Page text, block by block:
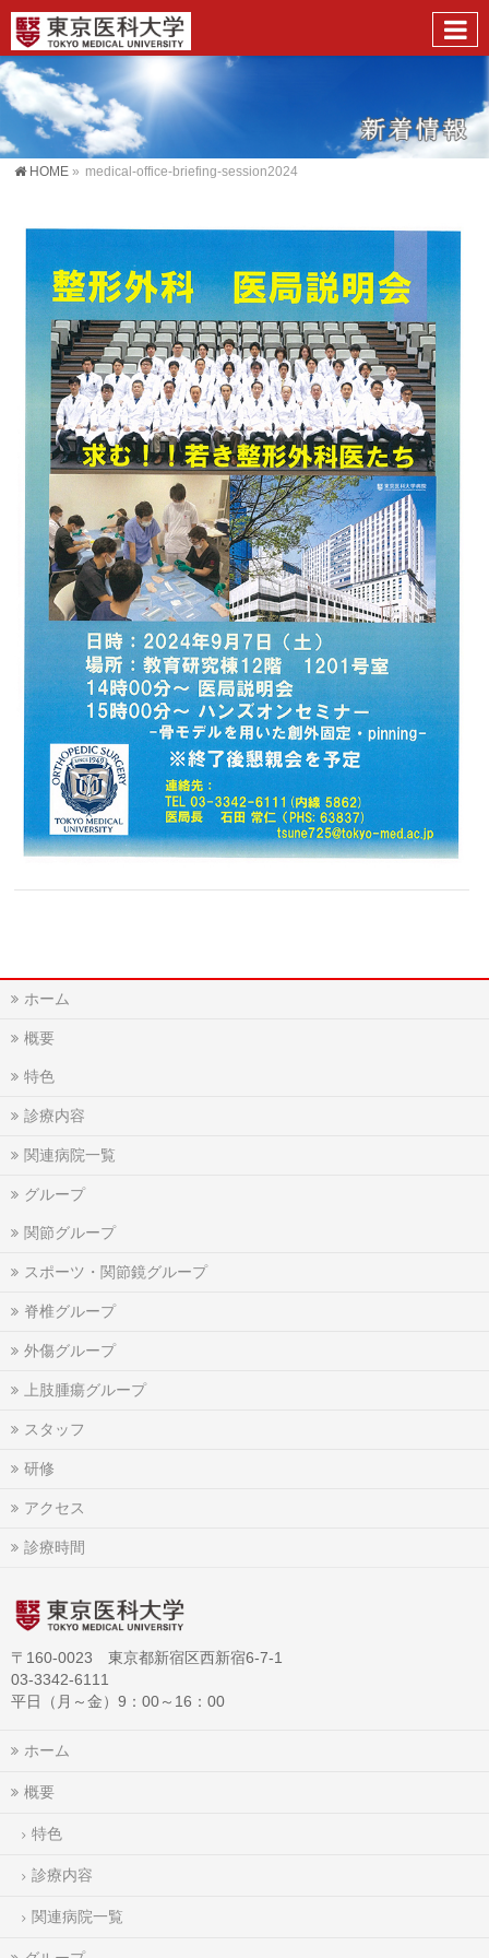
HOME » medical-office-briefing-session2024
ホーム
概要
特色
診療内容
関連病院一覧
グループ
関節グループ
スポーツ・関節鏡グループ
脊椎グループ
外傷グループ
上肢腫瘍グループ
スタッフ
研修
アクセス
診療時間
〒160-0023 東京都新宿区西新宿6-7-1
03-3342-6111
平日（月～金）9：00～16：00
ホーム
概要
特色
診療内容
関連病院一覧